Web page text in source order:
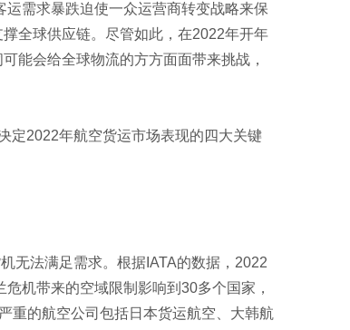
需求暴跌迫使一众运营商转变战略来保
全球供应链。尽管如此，在2022年开年
能会给全球物流的方方面面带来挑战，
定2022年航空货运市场表现的四大关键
无法满足需求。根据IATA的数据，2022
机带来的空域限制影响到30多个国家，
重的航空公司包括日本货运航空、大韩航